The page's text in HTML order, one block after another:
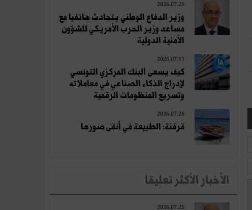
2026.07.25
وزير الدفاع الوطني يتحادث هاتفيا مع
مساعد وزير الحرب الأمريكي للشؤون
الأمنية الدولية
2026.07.11
كيف يسعى البنك المركزي التونسي
لإدراج الذكاء الصناعي في معاملاته
وتسريع المنظومات الرقمية
2026.07.26
قرقنة: الطبيعة في أنقى صورها
الأخبار الأكثر تعلِيقا
2026.07.25